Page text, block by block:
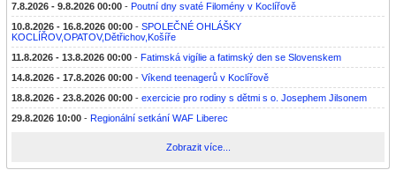
7.8.2026 - 9.8.2026 00:00 - Poutní dny svaté Filomény v Koclířově
10.8.2026 - 16.8.2026 00:00 - SPOLEČNÉ OHLÁŠKY
KOCLÍŘOV,OPATOV,Dětřichov,Košíře
11.8.2026 - 13.8.2026 00:00 - Fatimská vigílie a fatimský den se Slovenskem
14.8.2026 - 17.8.2026 00:00 - Víkend teenagerů v Koclířově
18.8.2026 - 23.8.2026 00:00 - exercicie pro rodiny s dětmi s o. Josephem Jilsonem
29.8.2026 10:00 - Regionální setkání WAF Liberec
Zobrazit více...